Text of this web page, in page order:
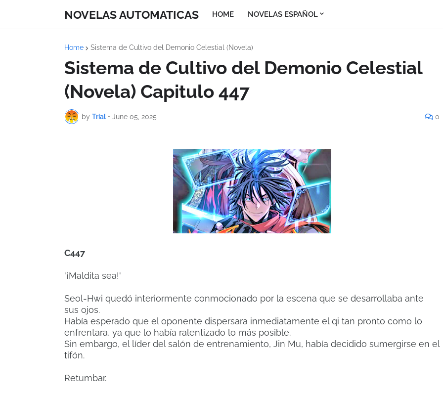
NOVELAS AUTOMATICAS HOME NOVELAS ESPAÑOL
Home Sistema de Cultivo del Demonio Celestial (Novela)
Sistema de Cultivo del Demonio Celestial
(Novela) Capitulo 447
by Trial • June 05, 2025 0
C447
'¡Maldita sea!'
Seol-Hwi quedó interiormente conmocionado por la escena que se desarrollaba ante
sus ojos.
Había esperado que el oponente dispersara inmediatamente el qi tan pronto como lo
enfrentara, ya que lo había ralentizado lo más posible.
Sin embargo, el líder del salón de entrenamiento, Jin Mu, había decidido sumergirse en el
tifón.
Retumbar.